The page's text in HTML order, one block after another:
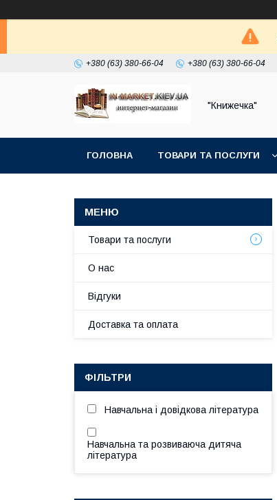
+380 (63) 380-66-04 +380 (63) 380-66-04
"Книжечка"
ГОЛОВНА ТОВАРИ ТА ПОСЛУГИ
Товари та послуги
О нас
Відгуки
Доставка та оплата
ФІЛЬТРИ
Навчальна і довідкова література
Навчальна та розвиваюча дитяча
література